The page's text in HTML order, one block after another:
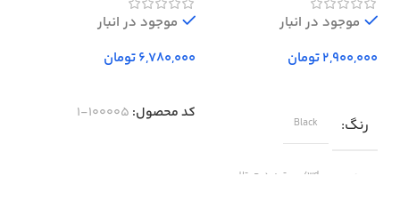
External Hard Drive – 500GB
موجود در انبار
تومان
رنگ Black
wd/وسترن دیجیتال
موجود در انبار
تومان
کد محصول: 100005-1